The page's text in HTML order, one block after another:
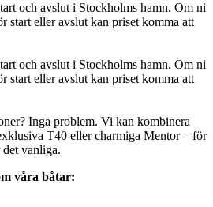
och avslut i Stockholms hamn. Om ni
start eller avslut kan priset komma att
och avslut i Stockholms hamn. Om ni
start eller avslut kan priset komma att
Inga problem. Vi kan kombinera
T40 eller charmiga Mentor – för
vanliga.
våra båtar: